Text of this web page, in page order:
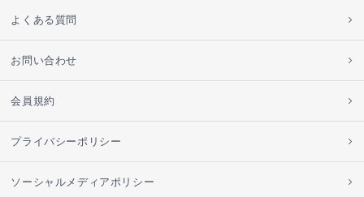
よくある質問
お問い合わせ
会員規約
プライバシーポリシー
ソーシャルメディアポリシー